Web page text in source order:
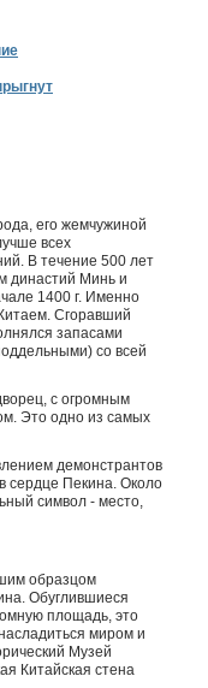
его жемчужиной
всех
В течение 500 лет
династий Минь и
1400 г. Именно
Сгоравший
запасами
со всей
с огромным
Это одно из самых
демонстрантов
сердце Пекина. Около
символ - место,
образцом
Обуглившиеся
площадь, это
миром и
Музей
Китайская стена